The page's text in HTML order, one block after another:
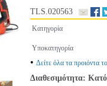
TLS.020563
Κατηγορία
Υποκατηγορία
• Δείτε όλα τα προιόντα
Διαθεσιμότητα: